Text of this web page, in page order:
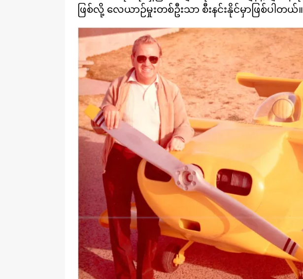
ဖြစ်လို့ လေယာဉ်မှုးတစ်ဦးသာ စီးနင်းနိုင်မှာဖြစ်ပါတယ်။